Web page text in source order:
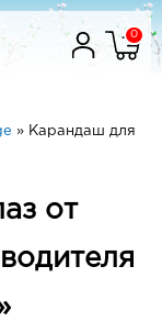
0
» Карандаш для
от